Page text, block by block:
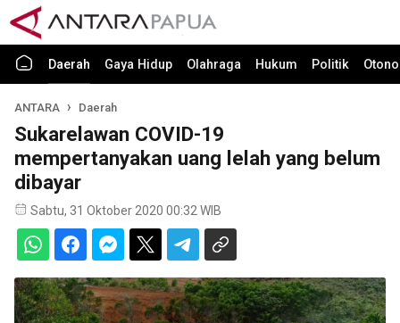
Daerah Gaya Hidup Olahraga Hukum Politik
ANTARA Daerah
Sukarelawan COVID-19
mempertanyakan uang lelah yang belum
dibayar
Sabtu, 31 Oktober 2020 00:32 WIB